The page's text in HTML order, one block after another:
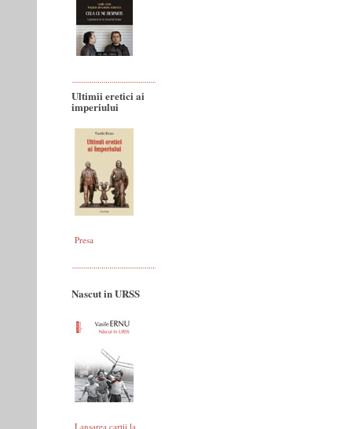
Ultimii eretici ai
imperiului
Presa
Nascut in URSS
Lansarea cartii la